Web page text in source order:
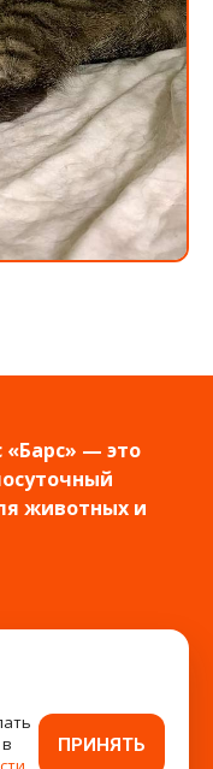
— это
животных и
ПРИНЯТЬ